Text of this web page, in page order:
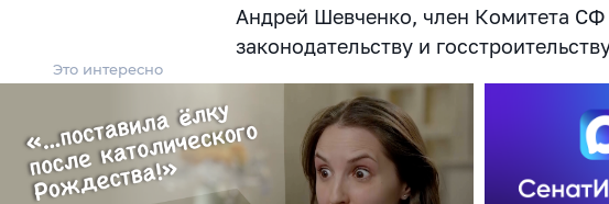
Андрей Шевченко, член Комитета
законодательству и
Это интересно